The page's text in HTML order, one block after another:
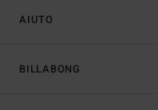
AIUTO
BILLABONG